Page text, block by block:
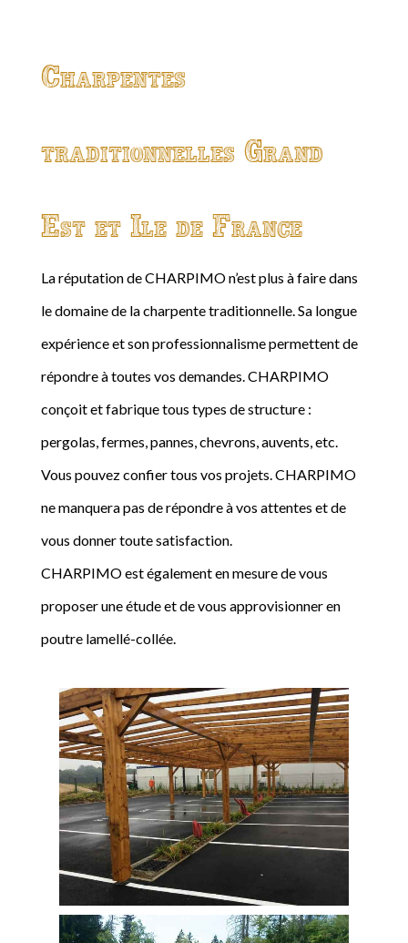
Charpentes
traditionnelles Grand
Est et Ile de France
La réputation de CHARPIMO n’est plus à faire dans
le domaine de la charpente traditionnelle. Sa longue
expérience et son professionnalisme permettent de
répondre à toutes vos demandes. CHARPIMO
conçoit et fabrique tous types de structure :
pergolas, fermes, pannes, chevrons, auvents, etc.
Vous pouvez confier tous vos projets. CHARPIMO
ne manquera pas de répondre à vos attentes et de
vous donner toute satisfaction.
CHARPIMO est également en mesure de vous
proposer une étude et de vous approvisionner en
poutre lamellé-collée.